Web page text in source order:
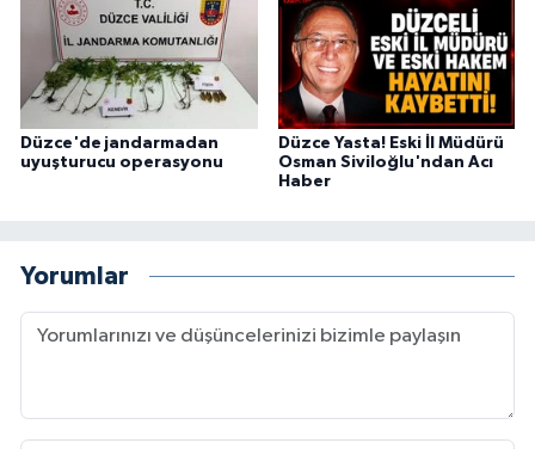
Düzce'de jandarmadan
uyuşturucu operasyonu
Düzce Yasta! Eski İl Müdürü
Osman Siviloğlu'ndan Acı
Haber
Yorumlar